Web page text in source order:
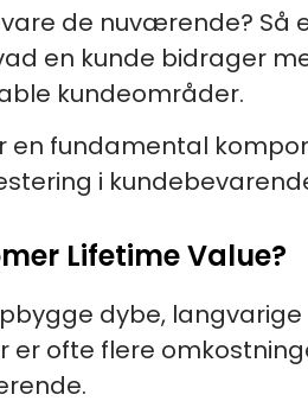
de nuværende? Så
en kunde bidrager
kundeområder.
en fundamental
i
Lifetime Value?
dybe,
er ofte flere